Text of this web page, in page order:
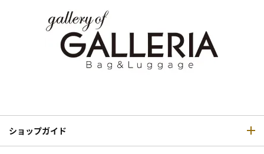
ショップガイド